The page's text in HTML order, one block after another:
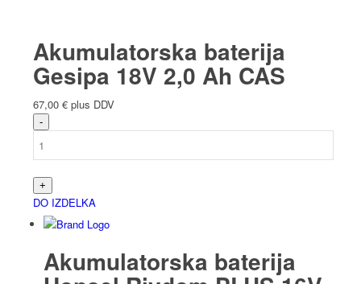
Akumulatorska baterija
Gesipa 18V 2,0 Ah CAS
67,00 € plus DDV
DO IZDELKA
Akumulatorska baterija